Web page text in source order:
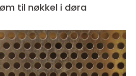
fra drøm til nøkkel i døra